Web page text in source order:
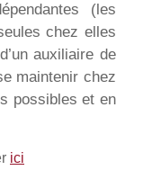
(les
chez elles
auxiliaire de
maintenir chez
possibles et en
ici